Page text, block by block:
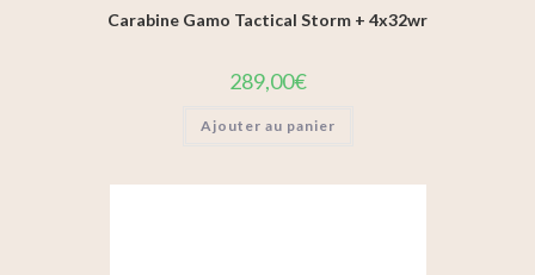
Carabine Gamo Tactical Storm + 4x32wr
289,00€
Ajouter au panier